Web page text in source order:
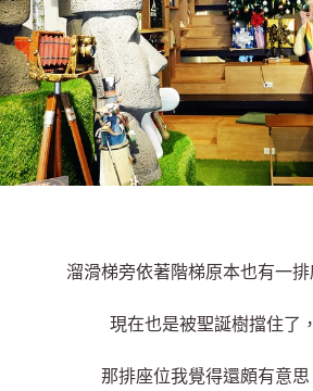
溜滑梯旁依著階梯原本也有一排
現在也是被聖誕樹擋住了，
那排座位我覺得還頗有意思